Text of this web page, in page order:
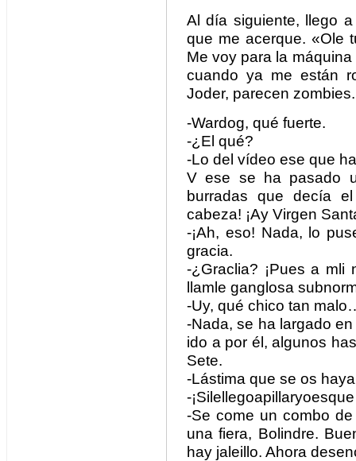
Al día siguiente, llego
que me acerque. «Ole
Me voy para la
cuando ya me están
Joder, parecen
-Wardog, qué fuerte.
-¿El qué?
-Lo del vídeo ese que
V ese se ha pasado
burradas que decía
cabeza! ¡Ay Virgen
-¡Ah, eso! Nada, lo
gracia.
-¿Graclia? ¡Pues a mli
llamle ganglosa
-Uy, qué chico tan
-Nada, se ha largado
ido a por él, algunos
Sete.
-Lástima que se os
-
-Se come un combo
una fiera, Bolindre.
hay jaleillo. Ahora